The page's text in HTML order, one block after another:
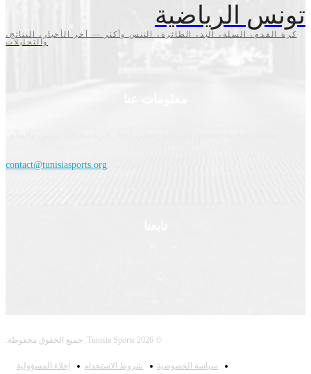
الرياضية
السلة، اليد، الطائرة، التنس وأكثر — آخر الأخبار، النتائج،
والتحليلات
contact@tunisiasports.org
سياسة الخصوصية شروط الاستخدام إخلاء المسؤولية